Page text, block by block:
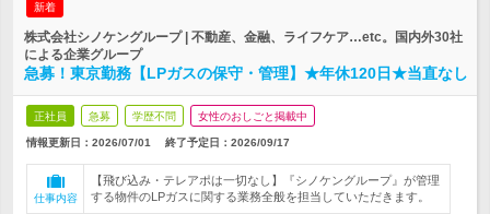
新着
株式会社シノケングループ | 不動産、金融、ライフケア…etc。国内外30社
による企業グループ
急募！東京勤務【LPガスの保守・管理】★年休120日★当直なし
正社員 急募 学歴不問 女性のおしごと掲載中
情報更新日：2026/07/01 終了予定日： 2026/09/17
仕事内容
【飛び込み・テレアポは一切なし】『シノケングループ』が管理
する物件のLPガスに関する業務全般を担当していただきます。